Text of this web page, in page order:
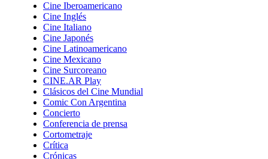
Cine Iberoamericano
Cine Inglés
Cine Italiano
Cine Japonés
Cine Latinoamericano
Cine Mexicano
Cine Surcoreano
CINE.AR Play
Clásicos del Cine Mundial
Comic Con Argentina
Concierto
Conferencia de prensa
Cortometraje
Crítica
Crónicas